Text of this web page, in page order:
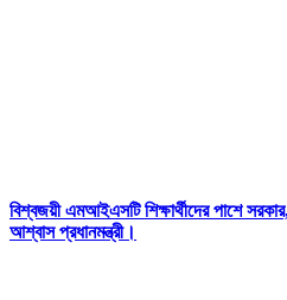
বিশ্বজয়ী এমআইএসটি শিক্ষার্থীদের পাশে
আশ্বাস প্রধানমন্ত্রী।